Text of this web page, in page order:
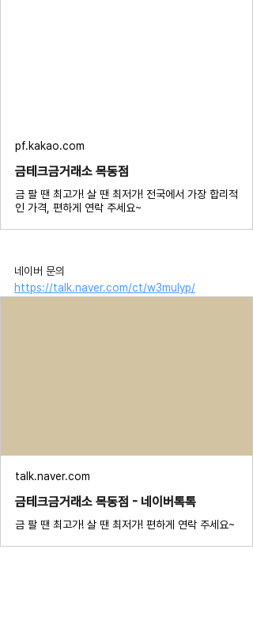
pf.kakao.com
금테크금거래소 목동점
금 팔 땐 최고가! 살 땐 최저가! 전국에서 가장 합리적
인 가격, 편하게 연락 주세요~
네이버 문의
https://talk.naver.com/ct/w3mulyp/
talk.naver.com
금테크금거래소 목동점 - 네이버톡톡
금 팔 땐 최고가! 살 땐 최저가! 편하게 연락 주세요~